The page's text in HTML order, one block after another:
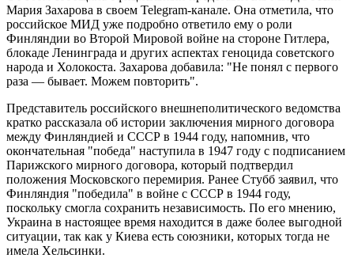
Мария Захарова в своем Telegram-канале. Она отметила, что
российское МИД уже подробно ответило ему о роли
Финляндии во Второй Мировой войне на стороне Гитлера,
блокаде Ленинграда и других аспектах геноцида советского
народа и Холокоста. Захарова добавила: "Не понял с первого
раза — бывает. Можем повторить".
Представитель российского внешнеполитического ведомства
кратко рассказала об истории заключения мирного договора
между Финляндией и СССР в 1944 году, напомнив, что
окончательная "победа" наступила в 1947 году с подписанием
Парижского мирного договора, который подтвердил
положения Московского перемирия. Ранее Стубб заявил, что
Финляндия "победила" в войне с СССР в 1944 году,
поскольку смогла сохранить независимость. По его мнению,
Украина в настоящее время находится в даже более выгодной
ситуации, так как у Киева есть союзники, которых тогда не
имела Хельсинки.